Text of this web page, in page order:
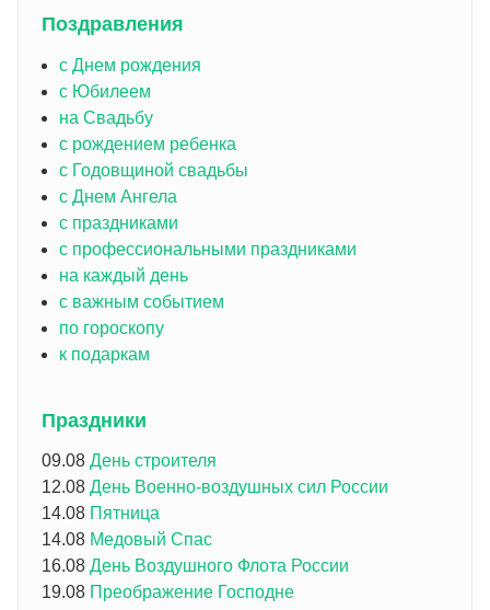
Поздравления
с Днем рождения
с Юбилеем
на Свадьбу
с рождением ребенка
с Годовщиной свадьбы
с Днем Ангела
с праздниками
с профессиональными праздниками
на каждый день
с важным событием
по гороскопу
к подаркам
Праздники
09.08 День строителя
12.08 День Военно-воздушных сил России
14.08 Пятница
14.08 Медовый Спас
16.08 День Воздушного Флота России
19.08 Преображение Господне